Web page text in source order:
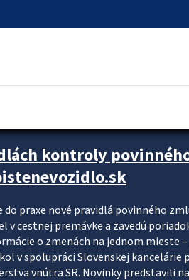
kontroly
do praxe nové pravidlá povinného
cestnej premávke a zavedú
o zmenách na jednom mieste
v spolupráci Slovenskej kancelárie
vnútra SR. Novinky predstavili